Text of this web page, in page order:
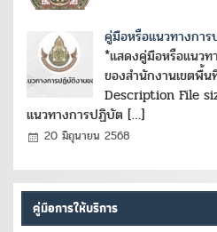
คู่มือหรือแนวทางกา
*แสดงคู่มือหรือแนวท
ของสำนักงานเขตพื้
Description File
แนวทางการปฏิบัต […]
20 มิถุนายน 2568
คู่มือการให้บริการ